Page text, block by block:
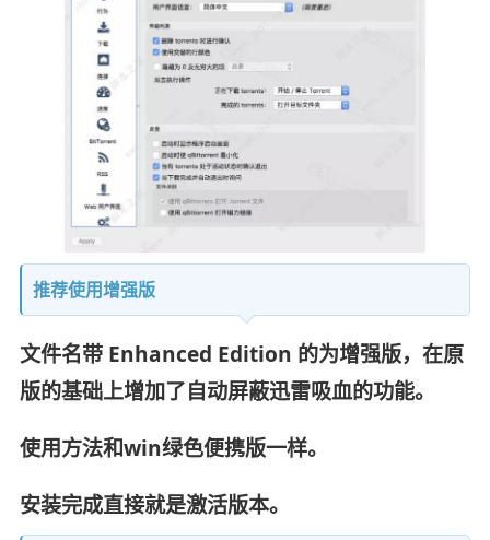
推荐使用增强版
文件名带 Enhanced Edition 的为增强版，在原
版的基础上增加了自动屏蔽迅雷吸血的功能。
使用方法和win绿色便携版一样。
安装完成直接就是激活版本。